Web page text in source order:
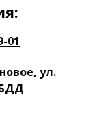
01
ул.